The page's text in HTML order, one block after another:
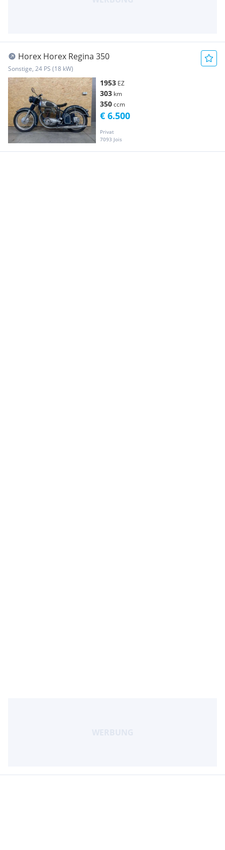
Horex Horex Regina 350
Sonstige, 24 PS (18 kW)
1953 EZ
303 km
350ccm
Privat
7093 Jois
€ 6.500